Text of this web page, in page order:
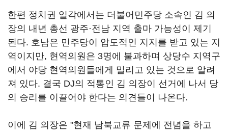
한편 정치권 일각에서는 더불어민주당 소속인 김 의
장의 내년 총선 광주·전남 지역 출마 가능성이 제기
된다. 호남은 민주당이 압도적인 지지를 받고 있는 지
역이지만, 현역의원은 3명에 불과하며 상당수 지역구
에서 야당 현역의원들에게 밀리고 있는 것으로 알려
져 있다. 결국 DJ의 적통인 김 의장이 선거에 나서 당
의 승리를 이끌어야 한다는 의견들이 나온다.
이에 김 의장은 "현재 남북교류 문제에 전념을 하고